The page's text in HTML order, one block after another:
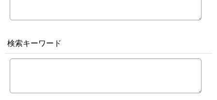
検索キーワード